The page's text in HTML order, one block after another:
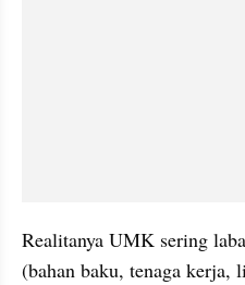
Realitanya UMK sering
(bahan baku, tenaga